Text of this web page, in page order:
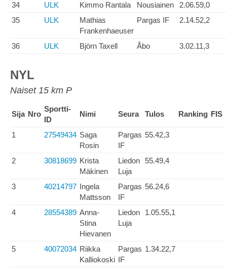
34
ULK Kimmo Rantala Nousiainen
2.06.59,0
35
ULK
Mathias
Frankenhaeuser
Pargas IF 2.14.52,2
36 ULK Björn Taxell Åbo 3.02.11,3
NYL
Naiset 15 km P
Sija Nro
Sportti-
ID
Nimi Seura Tulos Ranking FIS
1 27549434 Saga
Rosin
Pargas
IF
55.42,3
2 30818699 Krista
Mäkinen
Liedon
Luja
55.49,4
3 40214797 Ingela
Mattsson
Pargas
IF
56.24,6
4 28554389 Anna-
Stina
Hievanen
Liedon
Luja
1.05.55,1
5 40072034 Riikka
Kalliokoski
Pargas
IF
1.34.22,7